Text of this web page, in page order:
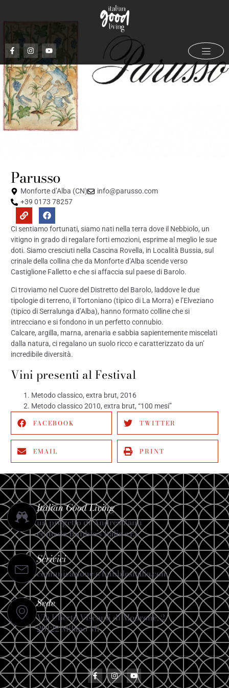
Parusso
Monforte d’Alba (CN)
info@parusso.com
+39 0173 78257
Ci sentiamo fortunati, siamo nati nella terra dove il Nebbiolo, un
vitigno in grado di regalare forti emozioni, esprime al meglio le sue
doti. Siamo cresciuti nella Cascina Rovella, in Località Bussia, sul
crinale della collina che da Monforte d’Alba scende verso
Castiglione Falletto e che si affaccia sul paese di Barolo.
Ci troviamo nel Cuore del Distretto del Barolo, laddove le due
tipologie di terreno, il Tortoniano (tipico di La Morra) e l’Elveziano
(tipico di Serralunga d’Alba), hanno formato colline che si
intrecciano e si fondono in un perfetto connubio.
Calcare, argilla, marna, arenaria e sabbia sapientemente miscelati
dalla natura, ci regalano un suolo ricco e caratterizzato da un’
incredibile diversità.
Vini presenti al Festival
Metodo classico, extra brut, 2016
Metodo classico 2010, extra brut, “100 mesi”
FACEBOOK TWITTER
EMAIL PRINT
Italian Good Living
un progetto di Andrea Zanfi
edito da Bubble’s Italia s.r.l.
Scrivici
comunicazione@bubblesitalia.com
Sede
Via Uberto Visconti di Modrone, 2
20122 Milano MI